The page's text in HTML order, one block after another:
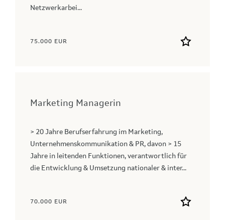
Netzwerkarbei...
75.000 EUR
Marketing Managerin
> 20 Jahre Berufserfahrung im Marketing,
Unternehmenskommunikation & PR, davon > 15
Jahre in leitenden Funktionen, verantwortlich für
die Entwicklung & Umsetzung nationaler & inter...
70.000 EUR